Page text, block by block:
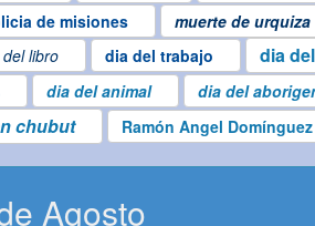
de misiones muerte de urquiza
libro dia del trabajo dia
dia del animal dia del
chubut Ramón Angel Domínguez
Agosto